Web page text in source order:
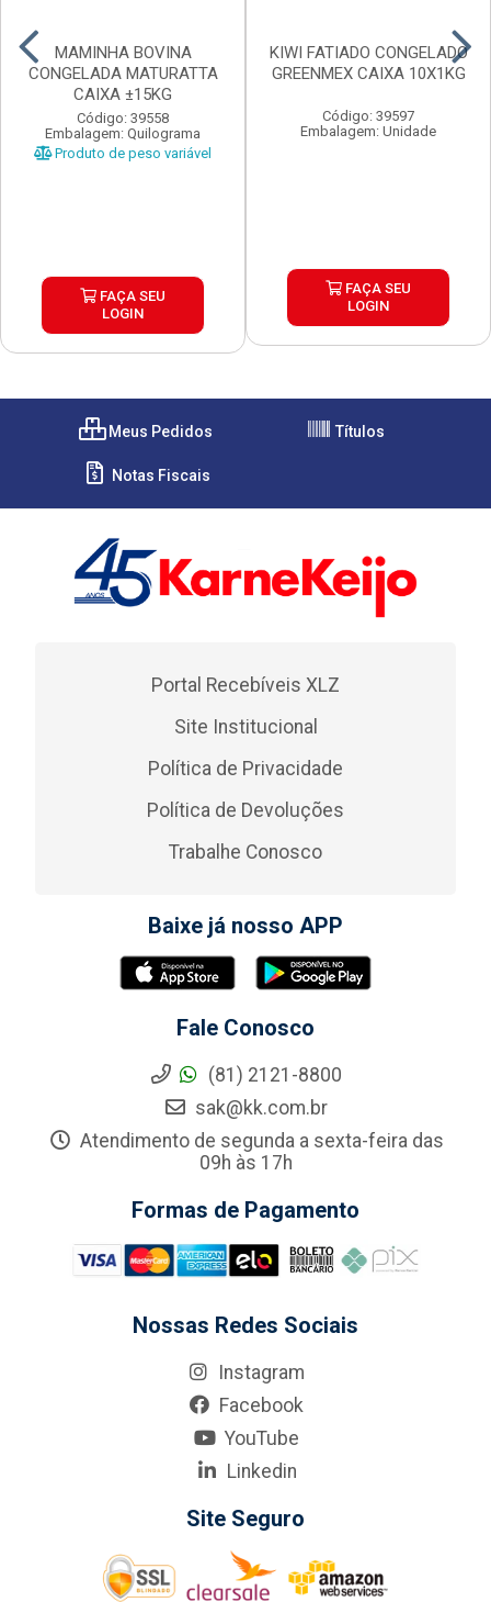
MAMINHA BOVINA
CONGELADA MATURATTA
CAIXA ±15KG
Código: 39558
Embalagem: Quilograma
Produto de peso variável
FAÇA SEU
LOGIN
KIWI FATIADO CONGELADO
GREENMEX CAIXA 10X1KG
Código: 39597
Embalagem: Unidade
FAÇA SEU
LOGIN
Meus Pedidos Títulos
Notas Fiscais
Portal Recebíveis XLZ
Site Institucional
Política de Privacidade
Política de Devoluções
Trabalhe Conosco
Baixe já nosso APP
Fale Conosco
(81) 2121-8800
sak@kk.com.br
Atendimento de segunda a sexta-feira das
09h às 17h
Formas de Pagamento
Nossas Redes Sociais
Instagram
Facebook
YouTube
Linkedin
Site Seguro